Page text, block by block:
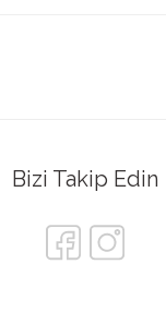
Bizi Takip Edin